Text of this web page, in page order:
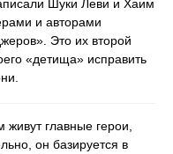
Шуки Леви и Хаим
и авторами
Это их второй
«детища» исправить
главные герои,
он базируется в